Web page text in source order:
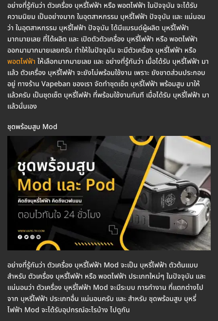
อย่างที่รู้กันว่า ตัวเครื่อง บุหรี่ไฟฟ้า หรือ พอตไฟฟ้า ในปัจจุบัน จะได้รับ
ความนิยม เป็นอย่างมาก ในอุตสาหกรรม บุหรี่ไฟฟ้า ปัจจุบัน และ แน่นอน
ว่า ในอุตสาหกรรม บุหรี่ไฟฟ้า ปัจจุบัน ได้มีแบรนด์ผู้ผลิต บุหรี่ไฟฟ้า
มากมายเลย ที่ได้ผลิต และ เปิดตัวตัวเครื่อง บุหรี่ไฟฟ้า หรือ พอตไฟฟ้า
ออกมามากมายเลยครับ ทำให้ในปัจจุบัน จะมีตัวเครื่อง บุหรี่ไฟฟ้า หรือ
พอตไฟฟ้า ให้เลือกมากมายเลย และ อย่างที่รู้กันว่า เมื่อได้รับ บุหรี่ไฟฟ้า มา
แล้ว ตัวเครื่อง บุหรี่ไฟฟ้า จะยังไม่พร้อมใช้งาน เพราะ ยังขาดส่วนประกอบ
อยู่ ทางร้าน Vapeban ของเรา จัดทำชุดเซ็ต บุหรี่ไฟฟ้า พร้อมสูบ มาให้
แล้วครับ เป็นชุดเซ็ต บุหรี่ไฟฟ้า ที่พร้อมใช้งานทันที เมื่อได้รับ บุหรี่ไฟฟ้า มา
แล้วนั่นเอง
ชุดพร้อมสูบ Mod
อย่างที่รู้กันว่า ตัวเครื่อง บุหรี่ไฟฟ้า Mod จะเป็น บุหรี่ไฟฟ้า ตัวต้นแบบ
สำหรับ ตัวเครื่อง บุหรี่ไฟฟ้า หรือ พอตไฟฟ้า ประเภทใหม่ๆ ในปัจจุบัน และ
แน่นอนว่า ตัวเครื่อง บุหรี่ไฟฟ้า Mod จะมีระบบ การทำงาน ที่แตกต่างไป
จาก บุหรี่ไฟฟ้า ประเภทอื่น แน่นอนครับ และ สำหรับ ชุดพร้อมสูบ บุหรี่
ไฟฟ้า Mod จะได้รับอุปกรณ์อะไรบ้าง ไปดูกัน